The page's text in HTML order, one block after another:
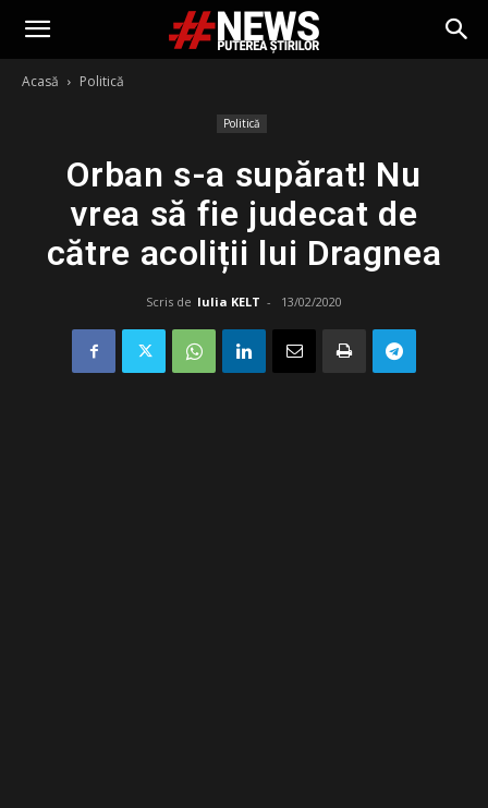
Acasă Politică
Politică
Orban s-a supărat! Nu
vrea să fie judecat de
către acoliții lui Dragnea
Scris de Iulia KELT - 13/02/2020